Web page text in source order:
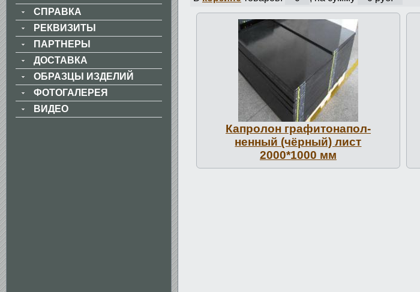
Капролон гра­фито­напол­
ненный (чёрный) лист
2000*1000 мм
СПРАВКА
РЕКВИЗИТЫ
ПАРТНЕРЫ
ДОСТАВКА
ОБРАЗЦЫ ИЗДЕЛИЙ
ФОТОГАЛЕРЕЯ
ВИДЕО